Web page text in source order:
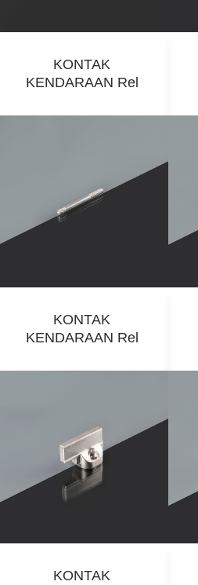
KONTAK
KENDARAAN Rel
KONTAK
KENDARAAN Rel
KONTAK